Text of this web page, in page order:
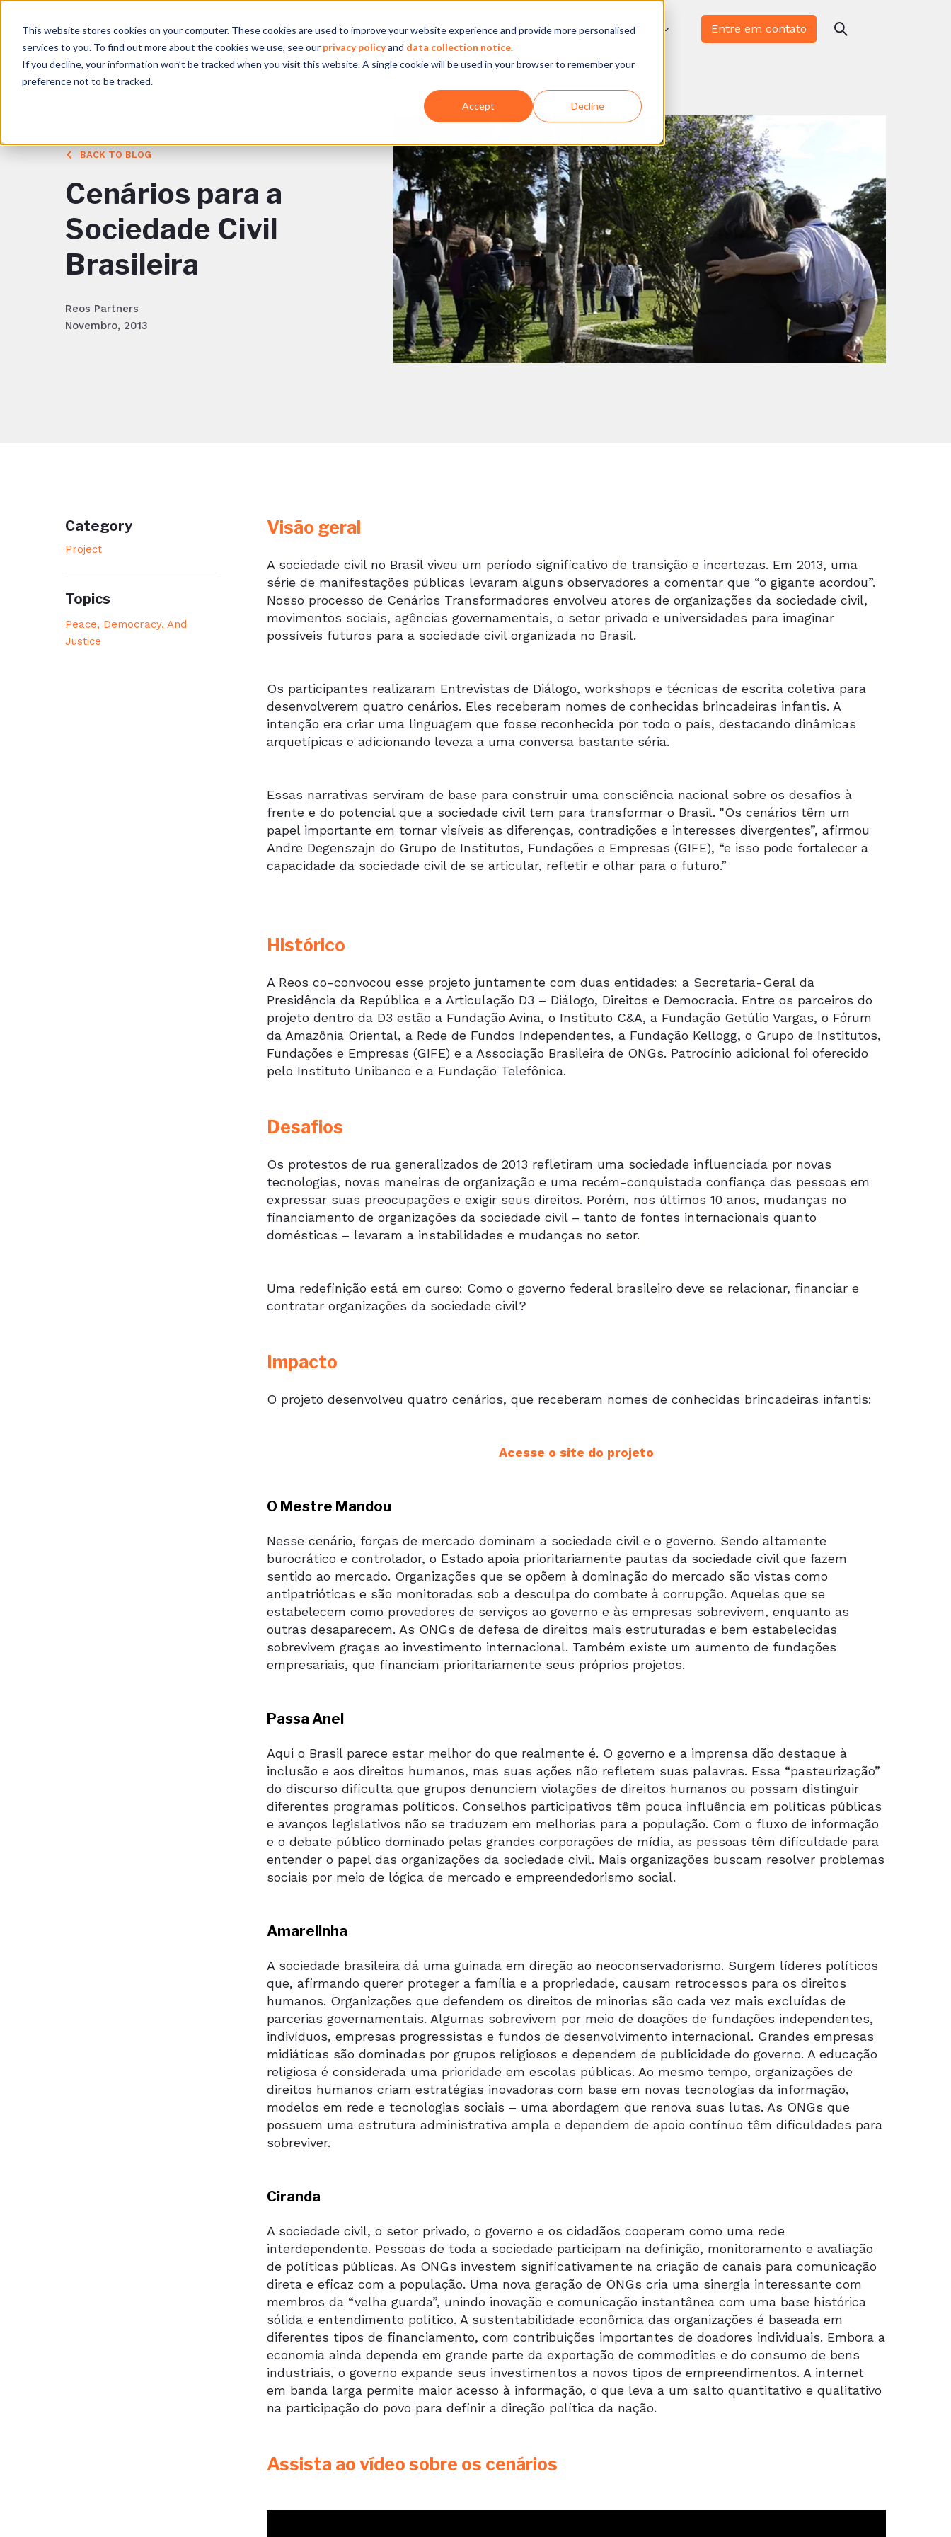
This website stores cookies on your computer. These cookies are used to improve your website experience and provide more personalised
services to you. To find out more about the cookies we use, see our privacy policyand data collection notice.
If you decline, your information won’t be tracked when you visit this website. A single cookie will be used in your browser to remember your
preference not to be tracked.
Accept Decline
Empresa Nossa atuação O que fazemos Insights Entre em contato
BACK TO BLOG
Cenários para a
Sociedade Civil
Brasileira
Reos Partners
Novembro, 2013
Category
Project
Topics
Peace, Democracy, And
Justice
Visão geral
A sociedade civil no Brasil viveu um período significativo de transição e incertezas. Em 2013, uma
série de manifestações públicas levaram alguns observadores a comentar que “o gigante acordou”.
Nosso processo de Cenários Transformadores envolveu atores de organizações da sociedade civil,
movimentos sociais, agências governamentais, o setor privado e universidades para imaginar
possíveis futuros para a sociedade civil organizada no Brasil.
Os participantes realizaram Entrevistas de Diálogo, workshops e técnicas de escrita coletiva para
desenvolverem quatro cenários. Eles receberam nomes de conhecidas brincadeiras infantis. A
intenção era criar uma linguagem que fosse reconhecida por todo o país, destacando dinâmicas
arquetípicas e adicionando leveza a uma conversa bastante séria.
Essas narrativas serviram de base para construir uma consciência nacional sobre os desafios à
frente e do potencial que a sociedade civil tem para transformar o Brasil. "Os cenários têm um
papel importante em tornar visíveis as diferenças, contradições e interesses divergentes”, afirmou
Andre Degenszajn do Grupo de Institutos, Fundações e Empresas (GIFE), “e isso pode fortalecer a
capacidade da sociedade civil de se articular, refletir e olhar para o futuro.”
Histórico
A Reos co-convocou esse projeto juntamente com duas entidades: a Secretaria-Geral da
Presidência da República e a Articulação D3 – Diálogo, Direitos e Democracia. Entre os parceiros do
projeto dentro da D3 estão a Fundação Avina, o Instituto C&A, a Fundação Getúlio Vargas, o Fórum
da Amazônia Oriental, a Rede de Fundos Independentes, a Fundação Kellogg, o Grupo de Institutos,
Fundações e Empresas (GIFE) e a Associação Brasileira de ONGs. Patrocínio adicional foi oferecido
pelo Instituto Unibanco e a Fundação Telefônica.
Desafios
Os protestos de rua generalizados de 2013 refletiram uma sociedade influenciada por novas
tecnologias, novas maneiras de organização e uma recém-conquistada confiança das pessoas em
expressar suas preocupações e exigir seus direitos. Porém, nos últimos 10 anos, mudanças no
financiamento de organizações da sociedade civil – tanto de fontes internacionais quanto
domésticas – levaram a instabilidades e mudanças no setor.
Uma redefinição está em curso: Como o governo federal brasileiro deve se relacionar, financiar e
contratar organizações da sociedade civil?
Impacto
O projeto desenvolveu quatro cenários, que receberam nomes de conhecidas brincadeiras infantis:
Acesse o site do projeto
O Mestre Mandou
Nesse cenário, forças de mercado dominam a sociedade civil e o governo. Sendo altamente
burocrático e controlador, o Estado apoia prioritariamente pautas da sociedade civil que fazem
sentido ao mercado. Organizações que se opõem à dominação do mercado são vistas como
antipatrióticas e são monitoradas sob a desculpa do combate à corrupção. Aquelas que se
estabelecem como provedores de serviços ao governo e às empresas sobrevivem, enquanto as
outras desaparecem. As ONGs de defesa de direitos mais estruturadas e bem estabelecidas
sobrevivem graças ao investimento internacional. Também existe um aumento de fundações
empresariais, que financiam prioritariamente seus próprios projetos.
Passa Anel
Aqui o Brasil parece estar melhor do que realmente é. O governo e a imprensa dão destaque à
inclusão e aos direitos humanos, mas suas ações não refletem suas palavras. Essa “pasteurização”
do discurso dificulta que grupos denunciem violações de direitos humanos ou possam distinguir
diferentes programas políticos. Conselhos participativos têm pouca influência em políticas públicas
e avanços legislativos não se traduzem em melhorias para a população. Com o fluxo de informação
e o debate público dominado pelas grandes corporações de mídia, as pessoas têm dificuldade para
entender o papel das organizações da sociedade civil. Mais organizações buscam resolver problemas
sociais por meio de lógica de mercado e empreendedorismo social.
Amarelinha
A sociedade brasileira dá uma guinada em direção ao neoconservadorismo. Surgem líderes políticos
que, afirmando querer proteger a família e a propriedade, causam retrocessos para os direitos
humanos. Organizações que defendem os direitos de minorias são cada vez mais excluídas de
parcerias governamentais. Algumas sobrevivem por meio de doações de fundações independentes,
indivíduos, empresas progressistas e fundos de desenvolvimento internacional. Grandes empresas
midiáticas são dominadas por grupos religiosos e dependem de publicidade do governo. A educação
religiosa é considerada uma prioridade em escolas públicas. Ao mesmo tempo, organizações de
direitos humanos criam estratégias inovadoras com base em novas tecnologias da informação,
modelos em rede e tecnologias sociais – uma abordagem que renova suas lutas. As ONGs que
possuem uma estrutura administrativa ampla e dependem de apoio contínuo têm dificuldades para
sobreviver.
Ciranda
A sociedade civil, o setor privado, o governo e os cidadãos cooperam como uma rede
interdependente. Pessoas de toda a sociedade participam na definição, monitoramento e avaliação
de políticas públicas. As ONGs investem significativamente na criação de canais para comunicação
direta e eficaz com a população. Uma nova geração de ONGs cria uma sinergia interessante com
membros da “velha guarda”, unindo inovação e comunicação instantânea com uma base histórica
sólida e entendimento político. A sustentabilidade econômica das organizações é baseada em
diferentes tipos de financiamento, com contribuições importantes de doadores individuais. Embora a
economia ainda dependa em grande parte da exportação de commodities e do consumo de bens
industriais, o governo expande seus investimentos a novos tipos de empreendimentos. A internet
em banda larga permite maior acesso à informação, o que leva a um salto quantitativo e qualitativo
na participação do povo para definir a direção política da nação.
Assista ao vídeo sobre os cenários